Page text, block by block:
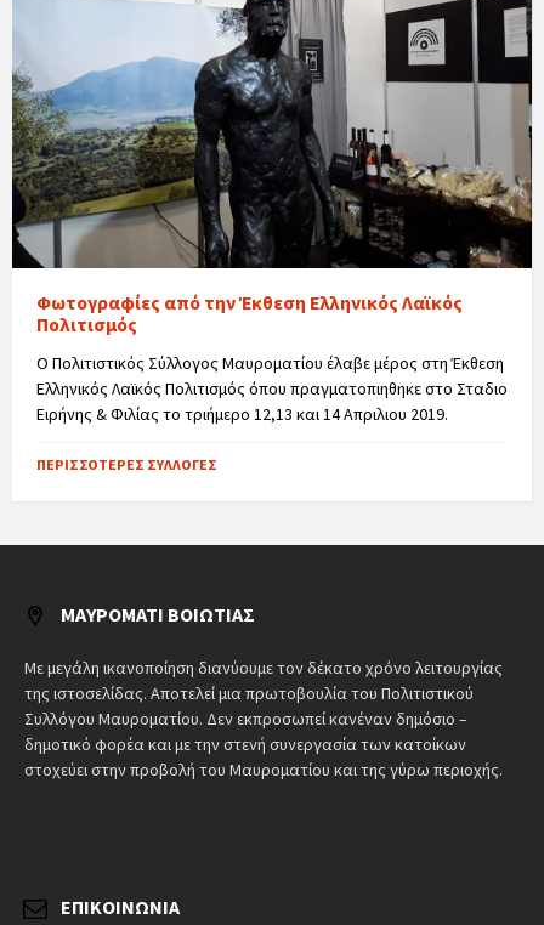
Φωτογραφίες από την Έκθεση Ελληνικός Λαϊκός
Πολιτισμός
Ο Πολιτιστικός Σύλλογος Μαυροματίου έλαβε μέρος στη Έκθεση
Ελληνικός Λαϊκός Πολιτισμός όπου πραγματοπιηθηκε στο Σταδιο
Ειρήνης & Φιλίας το τριήμερο 12,13 και 14 Απριλιου 2019.
ΠΕΡΙΣΣΌΤΕΡΕΣ ΣΥΛΛΟΓΈΣ
ΜΑΥΡΟΜΆΤΙ ΒΟΙΩΤΊΑΣ
Με μεγάλη ικανοποίηση διανύουμε τον δέκατο χρόνο λειτουργίας
της ιστοσελίδας. Αποτελεί μια πρωτοβουλία του Πολιτιστικού
Συλλόγου Μαυροματίου. Δεν εκπροσωπεί κανέναν δημόσιο –
δημοτικό φορέα και με την στενή συνεργασία των κατοίκων
στοχεύει στην προβολή του Μαυροματίου και της γύρω περιοχής.
ΕΠΙΚΟΙΝΩΝΊΑ